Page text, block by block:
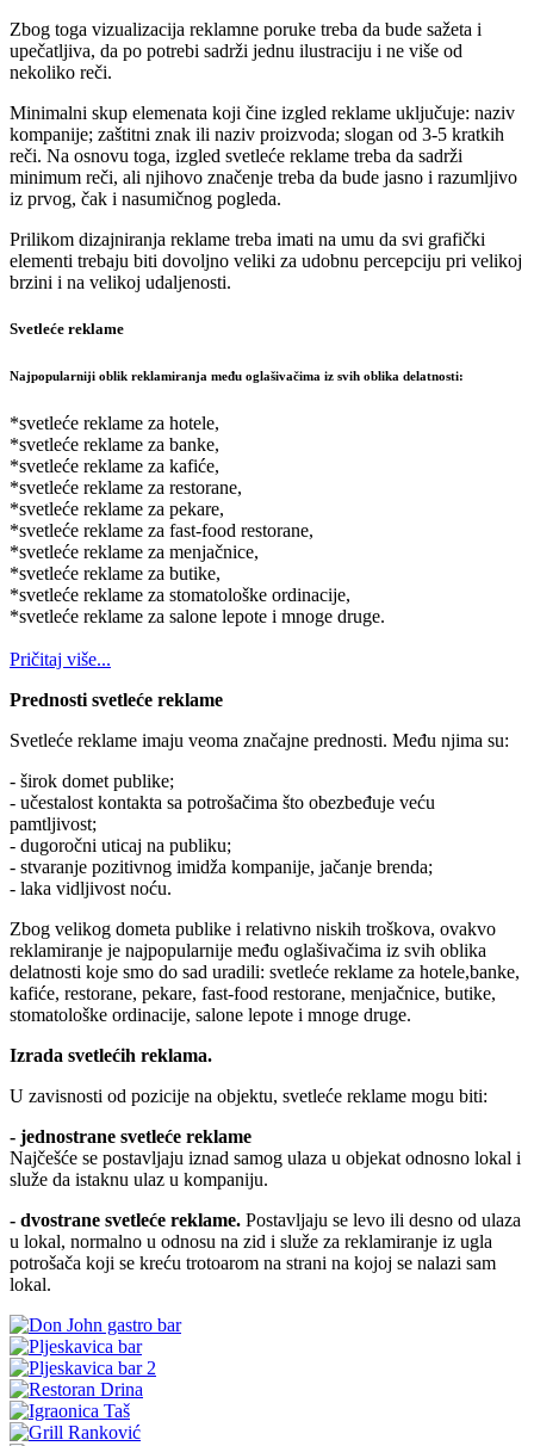
Zbog toga vizualizacija reklamne poruke treba da bude sažeta i
upečatljiva, da po potrebi sadrži jednu ilustraciju i ne više od
nekoliko reči.
Minimalni skup elemenata koji čine izgled reklame uključuje: naziv
kompanije; zaštitni znak ili naziv proizvoda; slogan od 3-5 kratkih
reči. Na osnovu toga, izgled svetleće reklame treba da sadrži
minimum reči, ali njihovo značenje treba da bude jasno i razumljivo
iz prvog, čak i nasumičnog pogleda.
Prilikom dizajniranja reklame treba imati na umu da svi grafički
elementi trebaju biti dovoljno veliki za udobnu percepciju pri velikoj
brzini i na velikoj udaljenosti.
Svetleće reklame
Najpopularniji oblik reklamiranja među oglašivačima iz svih oblika delatnosti:
*svetleće reklame za hotele,
*svetleće reklame za banke,
*svetleće reklame za kafiće,
*svetleće reklame za restorane,
*svetleće reklame za pekare,
*svetleće reklame za fast-food restorane,
*svetleće reklame za menjačnice,
*svetleće reklame za butike,
*svetleće reklame za stomatološke ordinacije,
*svetleće reklame za salone lepote i mnoge druge.
Pričitaj više...
Prednosti svetleće reklame
Svetleće reklame imaju veoma značajne prednosti. Među njima su:
- širok domet publike;
- učestalost kontakta sa potrošačima što obezbeđuje veću
pamtljivost;
- dugoročni uticaj na publiku;
- stvaranje pozitivnog imidža kompanije, jačanje brenda;
- laka vidljivost noću.
Zbog velikog dometa publike i relativno niskih troškova, ovakvo
reklamiranje je najpopularnije među oglašivačima iz svih oblika
delatnosti koje smo do sad uradili: svetleće reklame za hotele,banke,
kafiće, restorane, pekare, fast-food restorane, menjačnice, butike,
stomatološke ordinacije, salone lepote i mnoge druge.
Izrada svetlećih reklama.
U zavisnosti od pozicije na objektu, svetleće reklame mogu biti:
- jednostrane svetleće reklame
Najčešće se postavljaju iznad samog ulaza u objekat odnosno lokal i
služe da istaknu ulaz u kompaniju.
- dvostrane svetleće reklame. Postavljaju se levo ili desno od ulaza
u lokal, normalno u odnosu na zid i služe za reklamiranje iz ugla
potrošača koji se kreću trotoarom na strani na kojoj se nalazi sam
lokal.